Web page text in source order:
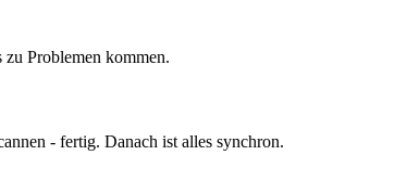
Problemen kommen.
- fertig. Danach ist alles synchron.